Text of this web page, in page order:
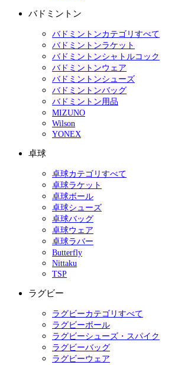
バドミントン
バドミントンカテゴリすべて
バドミントンラケット
バドミントンシャトルコック
バドミントンウェア
バドミントンシューズ
バドミントンバッグ
バドミントン用品
MIZUNO
Wilson
YONEX
卓球
卓球カテゴリすべて
卓球ラケット
卓球ボール
卓球シューズ
卓球バッグ
卓球ウェア
卓球ラバー
Butterfly
Nittaku
TSP
ラグビー
ラグビーカテゴリすべて
ラグビーボール
ラグビーシューズ・スパイク
ラグビーバッグ
ラグビーウェア